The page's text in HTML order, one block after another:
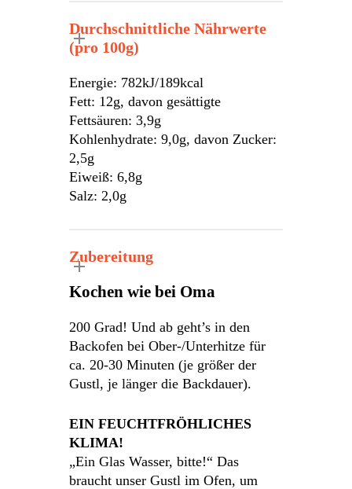
Durchschnittliche Nährwerte
(pro 100g)
Energie: 782kJ/189kcal
Fett: 12g, davon gesättigte
Fettsäuren: 3,9g
Kohlenhydrate: 9,0g, davon Zucker:
2,5g
Eiweiß: 6,8g
Salz: 2,0g
Zubereitung
Kochen wie bei Oma
200 Grad! Und ab geht’s in den
Backofen bei Ober-/Unterhitze für
ca. 20-30 Minuten (je größer der
Gustl, je länger die Backdauer).
EIN FEUCHTFRÖHLICHES
KLIMA!
„Ein Glas Wasser, bitte!“ Das
braucht unser Gustl im Ofen, um